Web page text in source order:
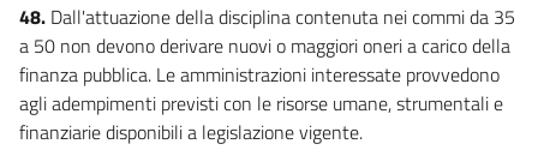
48. Dall'attuazione della disciplina contenuta nei commi da 35
a 50 non devono derivare nuovi o maggiori oneri a carico della
finanza pubblica. Le amministrazioni interessate provvedono
agli adempimenti previsti con le risorse umane, strumentali e
finanziarie disponibili a legislazione vigente.